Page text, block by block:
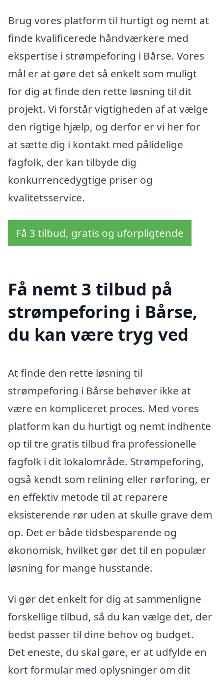
Brug vores platform til hurtigt og nemt at
finde kvalificerede håndværkere med
ekspertise i strømpeforing i Bårse. Vores
mål er at gøre det så enkelt som muligt
for dig at finde den rette løsning til dit
projekt. Vi forstår vigtigheden af at vælge
den rigtige hjælp, og derfor er vi her for
at sætte dig i kontakt med pålidelige
fagfolk, der kan tilbyde dig
konkurrencedygtige priser og
kvalitetsservice.
Få 3 tilbud, gratis og uforpligtende
Få nemt 3 tilbud på
strømpeforing i Bårse,
du kan være tryg ved
At finde den rette løsning til
strømpeforing i Bårse behøver ikke at
være en kompliceret proces. Med vores
platform kan du hurtigt og nemt indhente
op til tre gratis tilbud fra professionelle
fagfolk i dit lokalområde. Strømpeforing,
også kendt som relining eller rørforing, er
en effektiv metode til at reparere
eksisterende rør uden at skulle grave dem
op. Det er både tidsbesparende og
økonomisk, hvilket gør det til en populær
løsning for mange husstande.
Vi gør det enkelt for dig at sammenligne
forskellige tilbud, så du kan vælge det, der
bedst passer til dine behov og budget.
Det eneste, du skal gøre, er at udfylde en
kort formular med oplysninger om dit